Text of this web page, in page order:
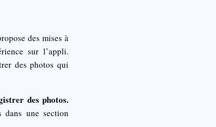
des mises à
sur l’appli.
des photos qui
des photos.
dans une section